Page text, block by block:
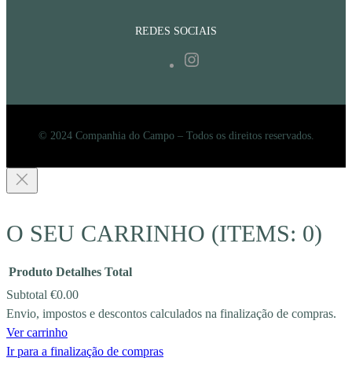
REDES SOCIAIS
© 2024 Companhia do Campo – Todos os direitos reservados.
O SEU CARRINHO (ITEMS: 0)
PRODUCTS
IN
Produto Detalhes Total
Subtotal €0.00
Envio, impostos e descontos calculados na finalização de compras.
Ver carrinho
Ir para a finalização de compras